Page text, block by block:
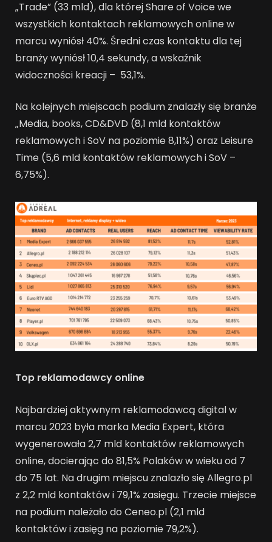
„Trade” (33 mld), dla której Share of Voice we
wszystkich kontaktach reklamowych online w
marcu wyniósł 40%. Średni czas kontaktu dla tej
branży wyniósł 10,4 sekundy, a wskaźnik
widoczności kreacji – 53,1%.
Na kolejnych miejscach podium znalazły się branże
„Media, books, CD&DVD (8,1 mld kontaktów
reklamowych i SoV na poziomie 8,11%) oraz Leisure
Time (5,6 mld kontaktów reklamowych i SoV –
6,75%).
Top reklamodawcy online
Najbardziej aktywnym reklamodawcą digital w
marcu 2023 była marka Media Expert, która
wygenerowała 2,7 mld kontaktów reklamowych
online, docierając do 81,5% Polaków w wieku od 7
do 75 lat. Na drugim miejscu znalazło się Allegro.pl
z 2,2 mld kontaktów i 79,1% zasięgu. Trzecie miejsce
na podium należało do Ceneo.pl (2,1 mld
kontaktów i zasięg na poziomie 79,2%).